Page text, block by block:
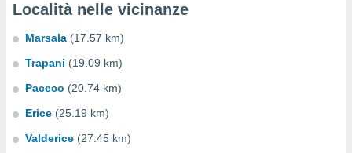
Località nelle vicinanze
Marsala (17.57 km)
Trapani (19.09 km)
Paceco (20.74 km)
Erice (25.19 km)
Valderice (27.45 km)